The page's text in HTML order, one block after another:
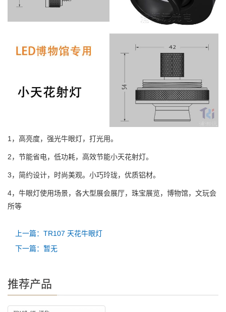
1，高亮度，强光牛眼灯，打光用。
2，节能省电，低功耗，高效节能小天花射灯。
3，简约设计，时尚美观。小巧玲珑，优质铝材。
4，牛眼灯使用场景，各大型展会展厅，珠宝展览，博物馆，文玩会
所等
上一篇：TR107 天花牛眼灯
下一篇：暂无
推荐产品